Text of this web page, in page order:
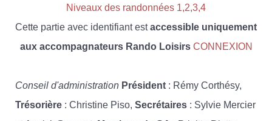
Niveaux des randonnées 1,2,3,4
Cette partie avec identifiant estaccessible uniquement
aux accompagnateurs Rando Loisirs CONNEXION
Conseil d'administration Président : Rémy Corthésy,
Trésorière : Christine Piso, Secrétaires : Sylvie Mercier